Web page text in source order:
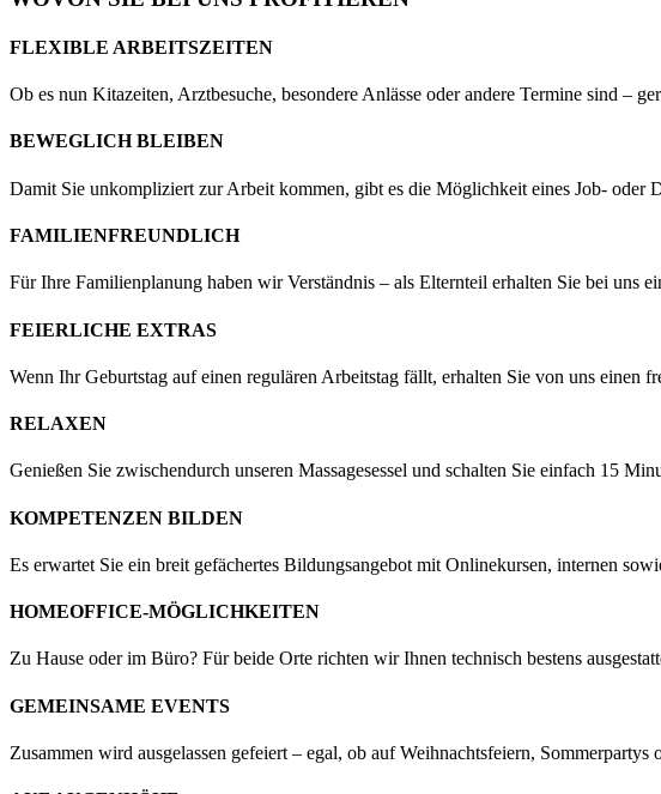
FLEXIBLE ARBEITSZEITEN
Ob es nun Kitazeiten, Arztbesuche, besondere Anlässe oder andere Termine sind –
BEWEGLICH BLEIBEN
Damit Sie unkompliziert zur Arbeit kommen, gibt es die Möglichkeit eines Job- oder
FAMILIENFREUNDLICH
Für Ihre Familienplanung haben wir Verständnis – als Elternteil erhalten Sie bei uns
FEIERLICHE EXTRAS
Wenn Ihr Geburtstag auf einen regulären Arbeitstag fällt, erhalten Sie von uns einen
RELAXEN
Genießen Sie zwischendurch unseren Massagesessel und schalten Sie einfach 15
KOMPETENZEN BILDEN
Es erwartet Sie ein breit gefächertes Bildungsangebot mit Onlinekursen, internen
HOMEOFFICE-MÖGLICHKEITEN
Zu Hause oder im Büro? Für beide Orte richten wir Ihnen technisch bestens
GEMEINSAME EVENTS
Zusammen wird ausgelassen gefeiert – egal, ob auf Weihnachtsfeiern, Sommerpartys